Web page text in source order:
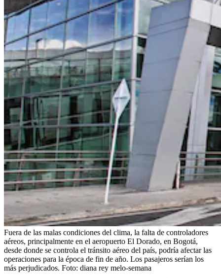
Fuera de las malas condiciones del clima, la falta de controladores
aéreos, principalmente en el aeropuerto El Dorado, en Bogotá,
desde donde se controla el tránsito aéreo del país, podría afectar las
operaciones para la época de fin de año. Los pasajeros serían los
más perjudicados. Foto: diana rey melo-semana